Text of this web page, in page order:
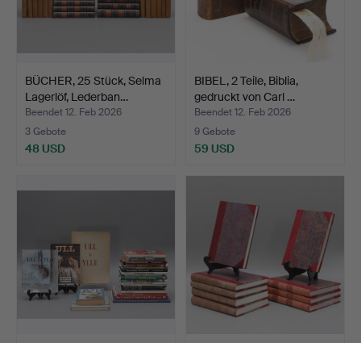
BÜCHER, 25 Stück, Selma
Lagerlöf, Lederban…
Beendet 12. Feb 2026
3 Gebote
48 USD
BIBEL, 2 Teile, Biblia,
gedruckt von Carl …
Beendet 12. Feb 2026
9 Gebote
59 USD